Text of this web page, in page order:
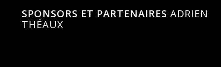
SPONSORS ET PARTENAIRES ADRIEN
THÉAUX